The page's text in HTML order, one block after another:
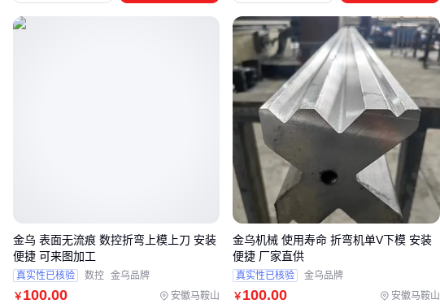
选择上模垫板的核心在于理解模具的工作特性和受力需求。不
同加工方式对垫板的抗冲击性、耐磨性和刚性要求差异明显：
冲压模具需要承受高频冲击，优先考虑带金属骨架的复合垫
注塑模具更关注均匀承压和微调能力，多层夹布橡胶板或硅
精密五金模具对平面度要求严格，环氧树脂垫板或碳纤维板
冲压场景下，垫板的能量吸收能力直接影响模具寿命。过软的
减震材料可能导致冲头回弹异常，而过硬的支撑板又容易造成
应力集中。D3MOD模具钢垫板
适合重型连续冲压，而带织物
增强的橡胶垫板更适应中小吨位快速冲裁。
￥ 100.00 安徽马鞍山
金乌 表面无流痕 数控折弯上模上刀 安装
便捷 可来图加工
真实性已核验 数控 金乌品牌
￥ 100.00 安徽马鞍山
金乌机械 使用寿命 折弯机单V下模 安装
便捷 厂家直供
真实性已核验 金乌品牌